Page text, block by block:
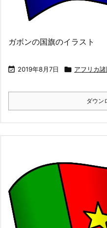
ガボンの国旗のイラスト
 2019年8月7日  アフリカ
ダウン